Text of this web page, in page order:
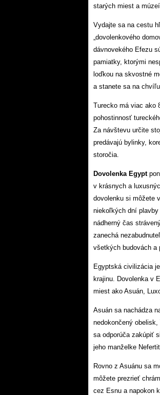
starých miest a
Vydajte sa na cestu
„dovolenkového
dávnovekého Efezu
pamiatky, ktorými
loďkou na skvostné
a stanete sa na
Turecko má viac ako
pohostinnosť
Za návštevu určite
predávajú bylinky,
storočia.
Dovolenka Egypt
v krásnych a
dovolenku si môžete
niekoľkých dní
nádherný čas
zanechá
všetkých budovách a
Egyptská civilizácia
krajinu. Dovolenka v
miest ako Asuán,
Asuán sa nachádza
nedokončený
sa odporúča zakúpiť
jeho manželke
Rovno z Asuánu sa
môžete prezrieť
cez Esnu a napokon